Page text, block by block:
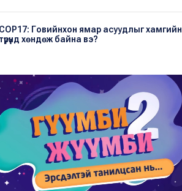
COP17: Говийнхон ямар асуудлыг хамгийн
түрүүнд хөндөж байна вэ?